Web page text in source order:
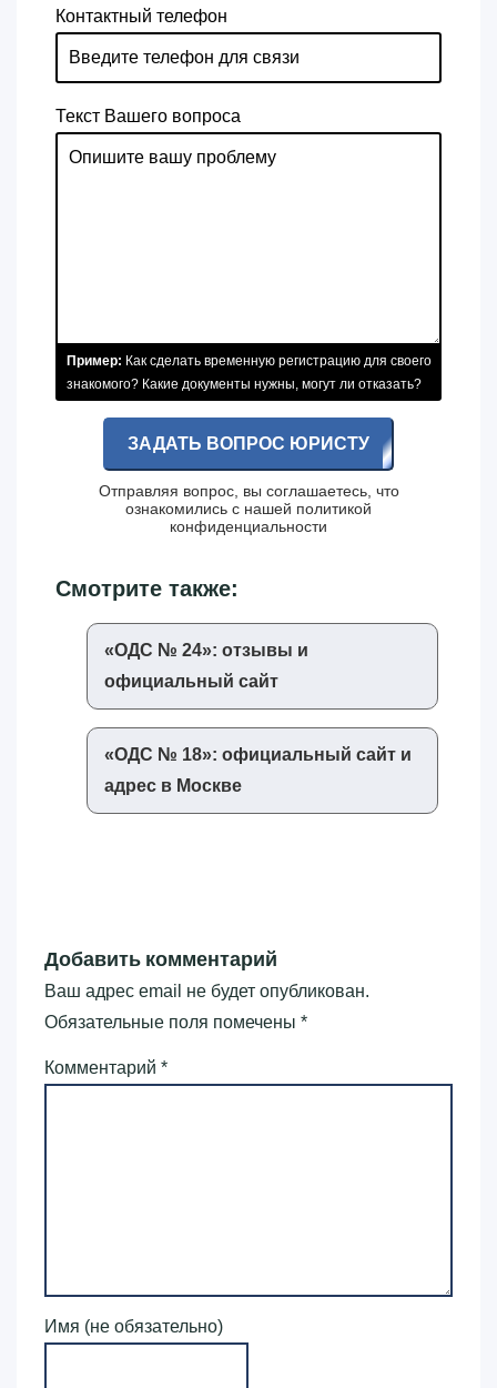
Контактный телефон
Текст Вашего вопроса
Пример: Как сделать временную регистрацию для своего
знакомого? Какие документы нужны, могут ли отказать?
ЗАДАТЬ ВОПРОС ЮРИСТУ
Отправляя вопрос, вы соглашаетесь, что
ознакомились с нашей политикой
конфиденциальности
Смотрите также:
«‎ОДС № 24»‎: отзывы и
официальный сайт
«‎ОДС № 18»‎: официальный сайт и
адрес в Москве
Добавить комментарий
Ваш адрес email не будет опубликован.
Обязательные поля помечены *
Комментарий *
Имя (не обязательно)